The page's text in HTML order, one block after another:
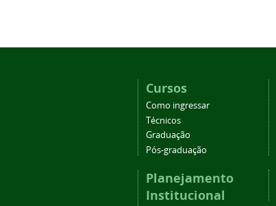
Cursos
Como ingressar
Técnicos
Graduação
Pós-graduação
Planejamento
Institucional